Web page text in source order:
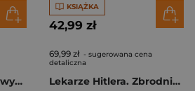
Jak dawniej leczono wyd. 2025
KSIĄŻKA
42,99 zł
69,99 zł - sugerowana cena
detaliczna
Lekarze Hitlera. Zbrodnicza medycyna wyd. 2026